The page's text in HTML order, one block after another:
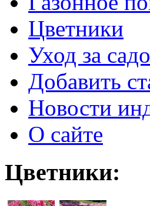
Цветники
Уход за
Добавить
Новости
О сайте
Цветники: